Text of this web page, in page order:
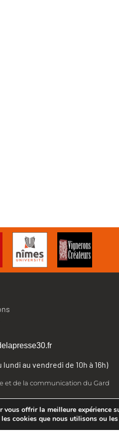
lundi au vendredi de 10h à 16h)
et de la communication du Gard
vous offrir la meilleure expérience
cookies que nous utilisons ou